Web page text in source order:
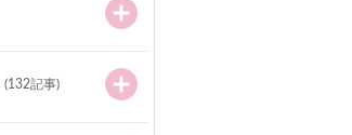
(132記事)